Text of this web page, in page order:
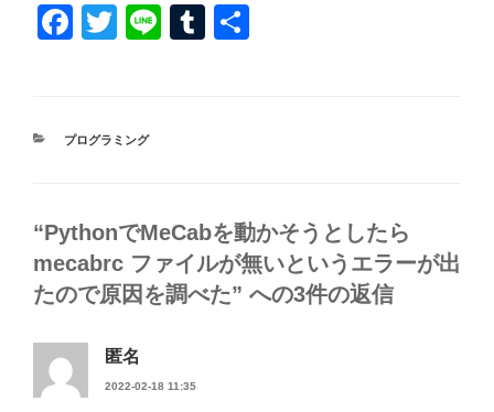
F
e
o
k
T
er
Li
T
カ
プログラミング
“PythonでMeCabを動かそうとしたら
mecabrc ファイルが無いというエラーが出
たので原因を調べた” への3件の返信
匿名
2022-02-18 11:35